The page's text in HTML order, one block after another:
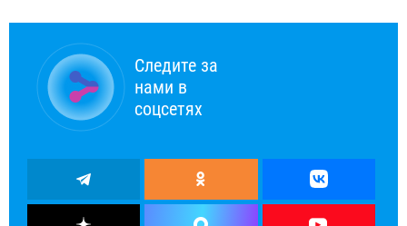
Следите за
нами в
соцсетях